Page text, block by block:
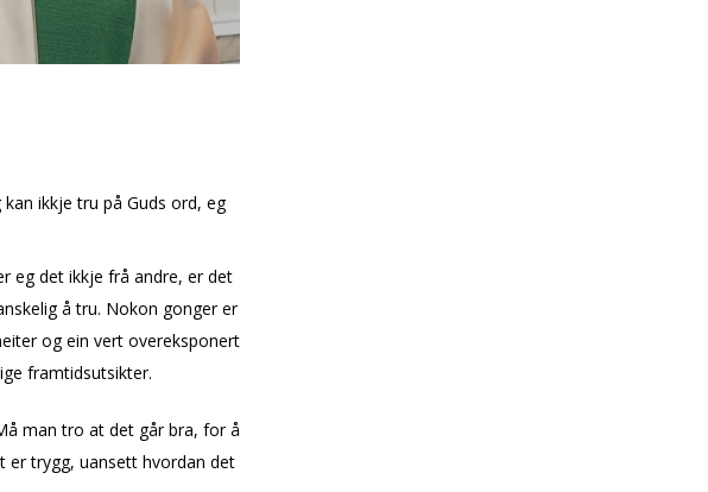
ikkje tru på Guds ord, eg
eg det ikkje frå andre, er det
å tru. Nokon gonger er
og ein vert overeksponert
framtidsutsikter.
man tro at det går bra, for å
trygg, uansett hvordan det